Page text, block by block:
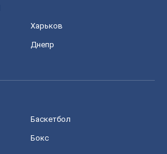
Харьков
Днепр
Баскетбол
Бокс